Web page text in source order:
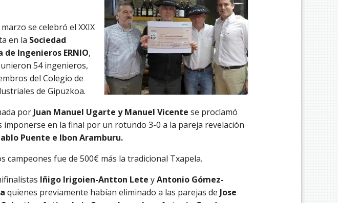
se celebró el XXIX
en la Sociedad
de Ingenieros ERNIO,
54 ingenieros,
del Colegio de
de Gipuzkoa.
por Juan Manuel Ugarte y Manuel Vicente se proclamó
imponerse en la final por un rotundo 3-0 a la pareja revelación
Puente e Ibon Aramburu.
campeones fue de 500€ más la tradicional Txapela.
Iñigo Irigoien-Antton Lete yAntonio Gómez-
quienes previamente habían eliminado a las parejas de Jose